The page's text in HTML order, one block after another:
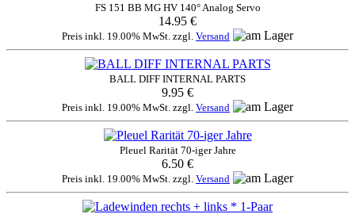
FS 151 BB MG HV 140° Analog Servo
14.95 €
Preis inkl. 19.00% MwSt. zzgl. Versand
BALL DIFF INTERNAL PARTS
9.95 €
Preis inkl. 19.00% MwSt. zzgl. Versand
Pleuel Rarität 70-iger Jahre
6.50 €
Preis inkl. 19.00% MwSt. zzgl. Versand